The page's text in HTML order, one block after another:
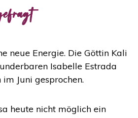
neue Energie. Die Göttin Kali
Isabelle Estrada
Juni gesprochen.
heute nicht möglich ein